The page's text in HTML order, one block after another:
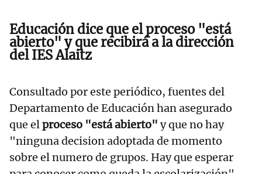
Educación dice que el proceso "está
abierto" y que recibirá a la dirección
del IES Alaitz
Consultado por este periódico, fuentes del
Departamento de Educación han asegurado
que elproceso "está abierto" y que no hay
"ninguna decision adoptada de momento
sobre el numero de grupos. Hay que esperar